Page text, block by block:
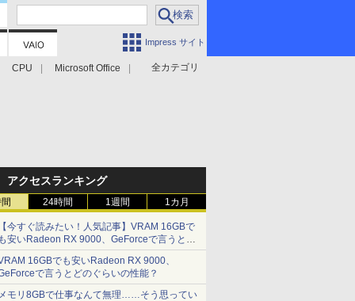
Impress サイト
全カテゴリ
CPU Microsoft Office
アクセスランキング
24時間 1週間 1カ月
今すぐ読みたい！人気記事】VRAM 16GBで
安いRadeon RX 9000、GeForceで言うとど
ぐらいの性能？ - PC Watch
16GBでも安いRadeon RX 9000、
で言うとどのぐらいの性能？
モリ8GBで仕事なんて無理……そう思ってい